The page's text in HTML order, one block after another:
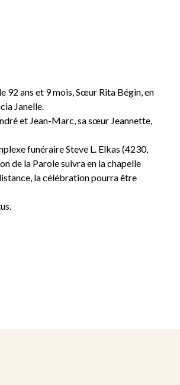
92 ans et 9 mois, Sœur Rita Bégin, en
Janelle.
et Jean-Marc, sa sœur Jeannette,
funéraire Steve L. Elkas (4230,
de la Parole suivra en la chapelle
la célébration pourra être